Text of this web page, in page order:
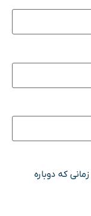
که دوباره